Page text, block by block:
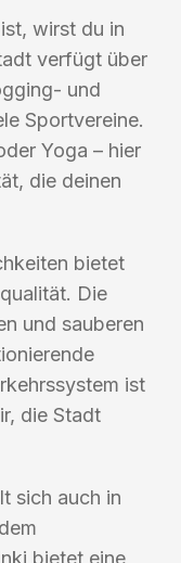
wirst du in
verfügt über
und
Sportvereine.
Yoga – hier
die deinen
bietet
Die
und sauberen
ist
die Stadt
sich auch in
bietet eine